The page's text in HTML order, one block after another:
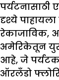
पर्यटनासाठी
दृश्ये
रेकाजाविक,
अमेरिकेतून
आहे, जे
ऑरलँडो